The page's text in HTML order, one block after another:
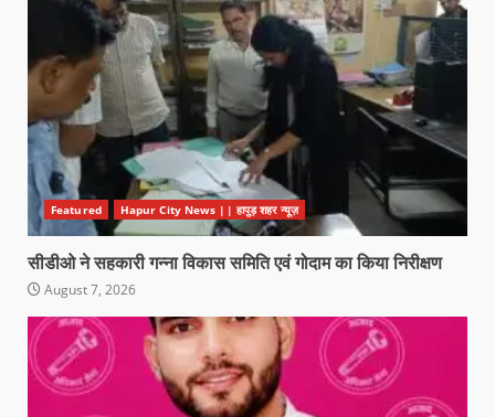
Featured Hapur City News || हापुड़ शहर न्यूज़
सीडीओ ने सहकारी गन्ना विकास समिति एवं गोदाम का किया निरीक्षण
August 7, 2026